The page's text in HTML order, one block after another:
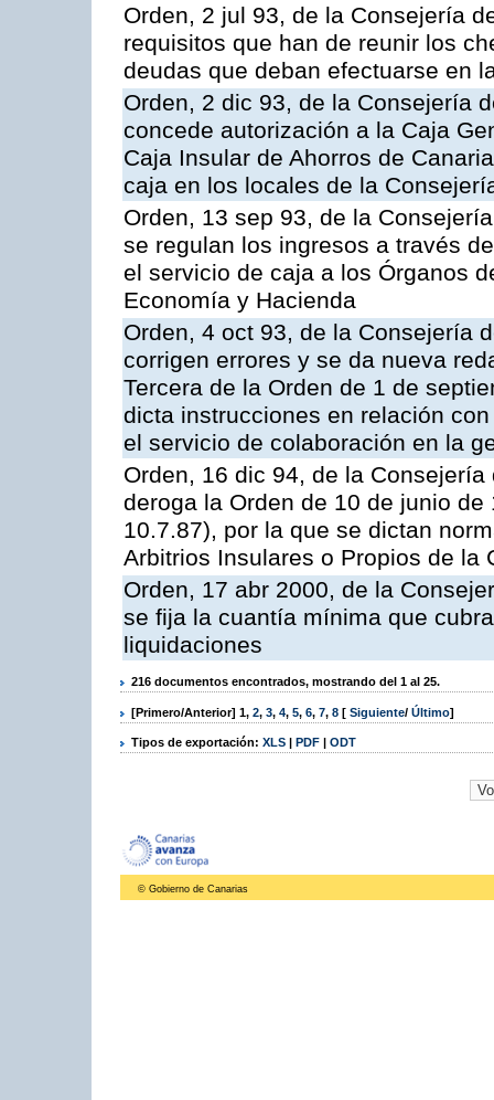
Orden, 2 jul 93, de la Consejería
requisitos que han de reunir los
deudas que deban efectuarse en
Orden, 2 dic 93, de la Consejería
concede autorización a la Caja
Caja Insular de Ahorros de
caja en los locales de la
Orden, 13 sep 93, de la
se regulan los ingresos a través
el servicio de caja a los Órganos
Economía y Hacienda
Orden, 4 oct 93, de la Consejería
corrigen errores y se da nueva
Tercera de la Orden de 1 de
dicta instrucciones en relación
el servicio de colaboración en la
Orden, 16 dic 94, de la
deroga la Orden de 10 de junio
10.7.87), por la que se dictan
Arbitrios Insulares o Propios de la
Orden, 17 abr 2000, de la
se fija la cuantía mínima que
liquidaciones
216 documentos encontrados, mostrando del 1 al 25.
[Primero/Anterior] 1, 2, 3, 4, 5, 6, 7, 8 [ Siguiente/ Último]
Tipos de exportación: XLS | PDF | ODT
© Gobierno de Canarias